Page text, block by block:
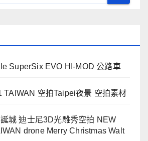
SuperSix EVO HI-MOD 公路車
TAIWAN 空拍Taipei夜景 空拍素材
城 迪士尼3D光雕秀空拍 NEW
drone Merry Christmas Walt